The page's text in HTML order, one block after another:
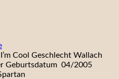
Cool Geschlecht Wallach
Geburtsdatum 04/2005